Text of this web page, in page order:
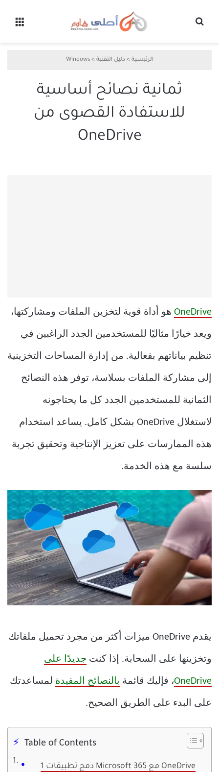
الرئيسية > دليل التقنية >
Windows
ثمانية نصائح أساسية
للاستفادة القصوى من
OneDrive
OneDrive هو أداة قوية لتخزين الملفات ومشاركتها،
ويعد خيارًا مثاليًا للمستخدمين الجدد الراغبين في
تنظيم بياناتهم بفعالية. من إدارة المساحات التخزينية
إلى مشاركة الملفات بسلاسة، توفر هذه النصائح
الثمانية للمستخدمين الجدد كل ما يحتاجونه
لاستغلال OneDrive بشكل كامل. يساعد استخدام
هذه الممارسات على تعزيز الإنتاجية وتحقيق تجربة
سلسة مع هذه الخدمة.
يقدم OneDrive ميزات أكثر من مجرد تحميل ملفاتك
وتخزينها على السحابة. إذا كنت جديدًا على
OneDrive، فإليك قائمة بالنصائح المفيدة لمساعدتك
على البدء على الطريق الصحيح.
Table of Contents
1 دمج تطبيقات Microsoft 365 مع OneDrive